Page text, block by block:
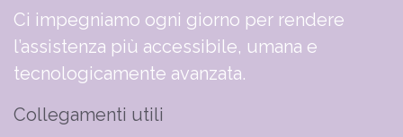
Ci impegniamo ogni giorno per rendere
l’assistenza più accessibile, umana e
tecnologicamente avanzata.
Collegamenti utili